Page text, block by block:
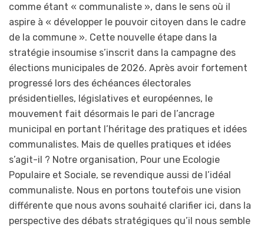
comme étant « communaliste », dans le sens où il
aspire à « développer le pouvoir citoyen dans le cadre
de la commune ». Cette nouvelle étape dans la
stratégie insoumise s’inscrit dans la campagne des
élections municipales de 2026. Après avoir fortement
progressé lors des échéances électorales
présidentielles, législatives et européennes, le
mouvement fait désormais le pari de l’ancrage
municipal en portant l’héritage des pratiques et idées
communalistes. Mais de quelles pratiques et idées
s’agit-il ? Notre organisation, Pour une Ecologie
Populaire et Sociale, se revendique aussi de l’idéal
communaliste. Nous en portons toutefois une vision
différente que nous avons souhaité clarifier ici, dans la
perspective des débats stratégiques qu’il nous semble